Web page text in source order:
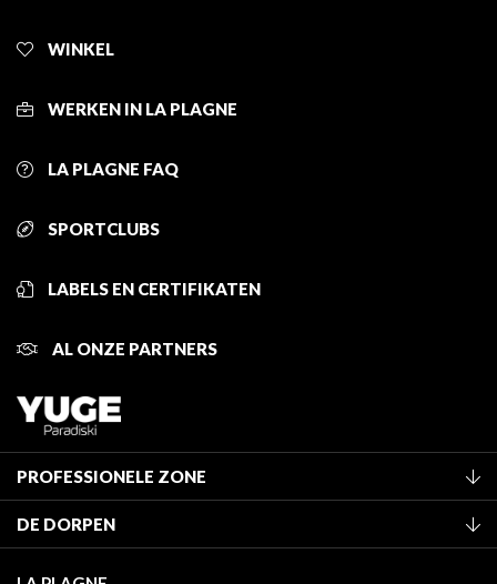
WINKEL
WERKEN IN LA PLAGNE
LA PLAGNE FAQ
SPORTCLUBS
LABELS EN CERTIFIKATEN
AL ONZE PARTNERS
PROFESSIONELE ZONE
Classificatie van de gemeubileerde accommodaties
Verblijfstaks
DE DORPEN